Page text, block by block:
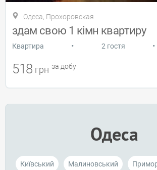
Одеса, Прохоровская
здам свою 1 кімн квартиру
Квартира • 2 гостя •
518 грн за добу
Одеса
Київський Малиновський